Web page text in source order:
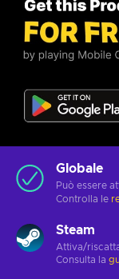
Globale
Può essere
Controlla le
Steam
Attiva/
Consulta la